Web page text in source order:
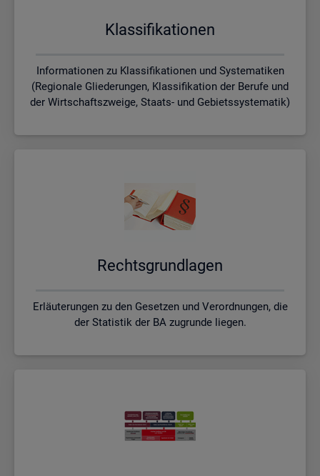
Klas­si­fi­ka­tio­nen
Informationen zu Klassifikationen und Systematiken
(Regionale Gliederungen, Klassifikation der Berufe und
der Wirtschaftszweige, Staats- und Gebietssystematik)
Rechts­grund­la­gen
Erläuterungen zu den Gesetzen und Verordnungen, die
der Statistik der BA zugrunde liegen.